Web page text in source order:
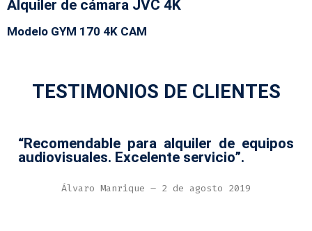
Alquiler de cámara JVC 4K
Modelo GYM 170 4K CAM
TESTIMONIOS DE CLIENTES
“Recomendable para alquiler de equipos
audiovisuales. Excelente servicio”.
Álvaro Manrique – 2 de agosto 2019